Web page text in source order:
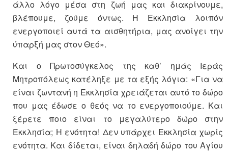
άλλο λόγο μέσα στη ζωή μας και διακρίνουμε,
βλέπουμε, ζούμε όντως. Η Εκκλησία λοιπόν
ενεργοποιεί αυτά τα αισθητήρια, μας ανοίγει την
ύπαρξή μας στον Θεό».
Και ο Πρωτοσύγκελος της καθ’ ημάς Ιεράς
Μητροπόλεως κατέληξε με τα εξής λόγια: «Για να
είναι ζωντανή η Εκκλησία χρειάζεται αυτό το δώρο
που μας έδωσε ο θεός να το ενεργοποιούμε. Και
ξέρετε ποιο είναι το μεγαλύτερο δώρο στην
Εκκλησία; Η ενότητα! Δεν υπάρχει Εκκλησία χωρίς
ενότητα. Και δίδεται, είναι δηλαδή δώρο του Αγίου